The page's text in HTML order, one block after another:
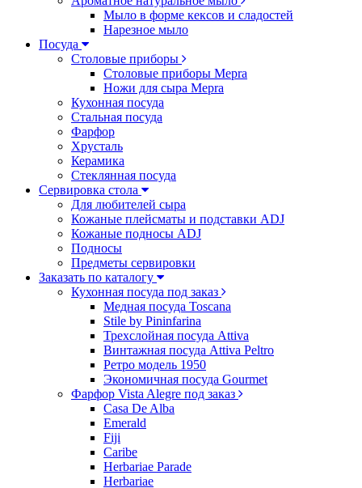
Мыло в форме кексов и сладостей
Нарезное мыло
Посуда
Столовые приборы
Столовые приборы Mepra
Ножи для сыра Mepra
Кухонная посуда
Стальная посуда
Фарфор
Хрусталь
Керамика
Стеклянная посуда
Сервировка стола
Для любителей сыра
Кожаные плейсматы и подставки ADJ
Кожаные подносы ADJ
Подносы
Предметы сервировки
Заказать по каталогу
Кухонная посуда под заказ
Медная посуда Toscana
Stile by Pininfarina
Трехслойная посуда Attiva
Винтажная посуда Attiva Peltro
Ретро модель 1950
Экономичная посуда Gourmet
Фарфор Vista Alegre под заказ
Casa De Alba
Emerald
Fiji
Caribe
Herbariae Parade
Herbariae